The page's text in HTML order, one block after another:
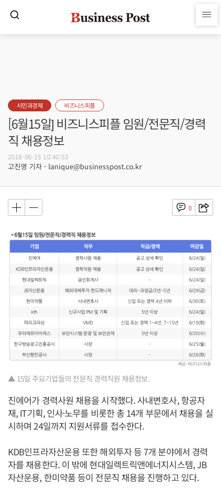
시민과경제 비즈니스피플
[6월15일] 비즈니스피플 임원/전문직/경력
직 채용정보
2018-06-15 10:40:53
고진영 기자 - lanique@businesspost.co.kr
0
▲ 15일 주요기업들의 전문직 경력직원 채용정보.
진에어가 경력사원 채용을 시작했다. 사내변호사, 항공자
재, IT기획, 인사·노무를 비롯한 총 14개 부문에서 채용을 실
시하며 24일까지 지원서류를 접수한다.
KDB인프라자산운용 또한 해외투자 등 7개 분야에서 경력
자를 채용한다. 이 밖에 현대일렉트릭앤에너지시스템, JB
자산운용, 한미약품 등이 전문직 채용을 진행하고 있다.